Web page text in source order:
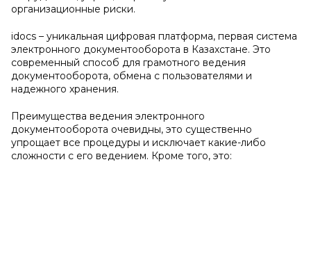
организационные риски.
idocs – уникальная цифровая платформа, первая система
электронного документооборота в Казахстане. Это
современный способ для грамотного ведения
документооборота, обмена с пользователями и
надежного хранения.
Преимущества ведения электронного
документооборота очевидны, это существенно
упрощает все процедуры и исключает какие-либо
сложности с его ведением. Кроме того, это: